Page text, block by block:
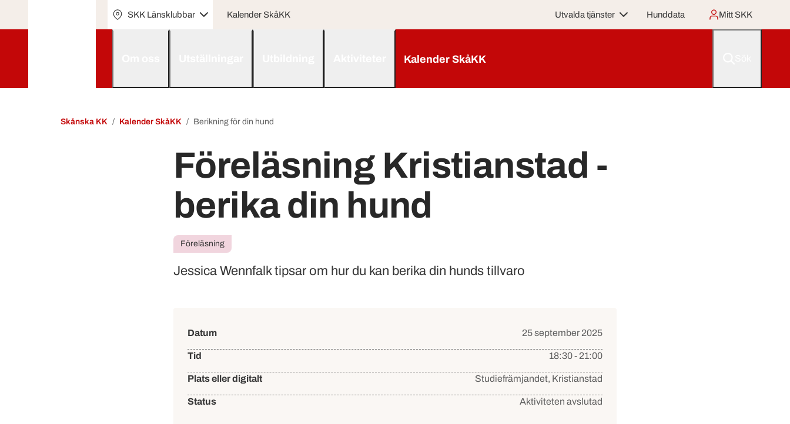
SKK Länsklubbar Kalender SkåKK Utvalda tjänster Hunddata Mitt SKK
Kalender SkåKK
Skånska KK Kalender SkåKK Berikning för din hund
Föreläsning Kristianstad -
berika din hund
Föreläsning
Jessica Wennfalk tipsar om hur du kan berika din hunds tillvaro
Datum 25 september 2025
Tid 18:30 - 21:00
Plats eller digitalt Studiefrämjandet, Kristianstad
Status Aktiviteten avslutad